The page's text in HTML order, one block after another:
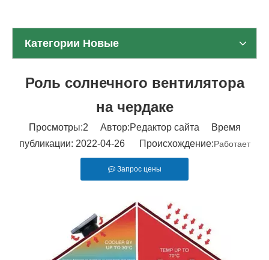
Категории Новые
Роль солнечного вентилятора
на чердаке
Просмотры:2 Автор:Pедактор сайта Время
публикации: 2022-04-26 Происхождение:Работает
Запрос цены